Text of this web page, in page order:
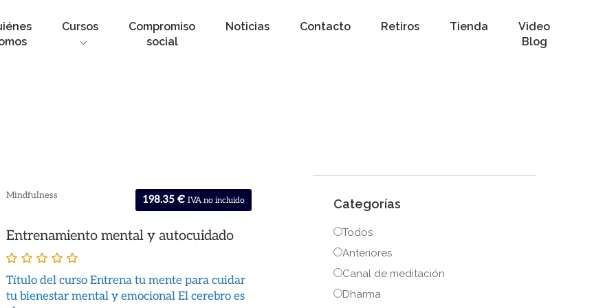
Cursos
Compromiso
social
Noticias Contacto Retiros Tienda
Video
Blog
Mindfulness 198.35 € IVA no incluido
Entrenamiento mental y autocuidado
Título del curso Entrena tu mente para cuidar
tu bienestar mental y emocional El cerebro es
Categorías
Todos
Anteriores
Canal de meditación
Dharma